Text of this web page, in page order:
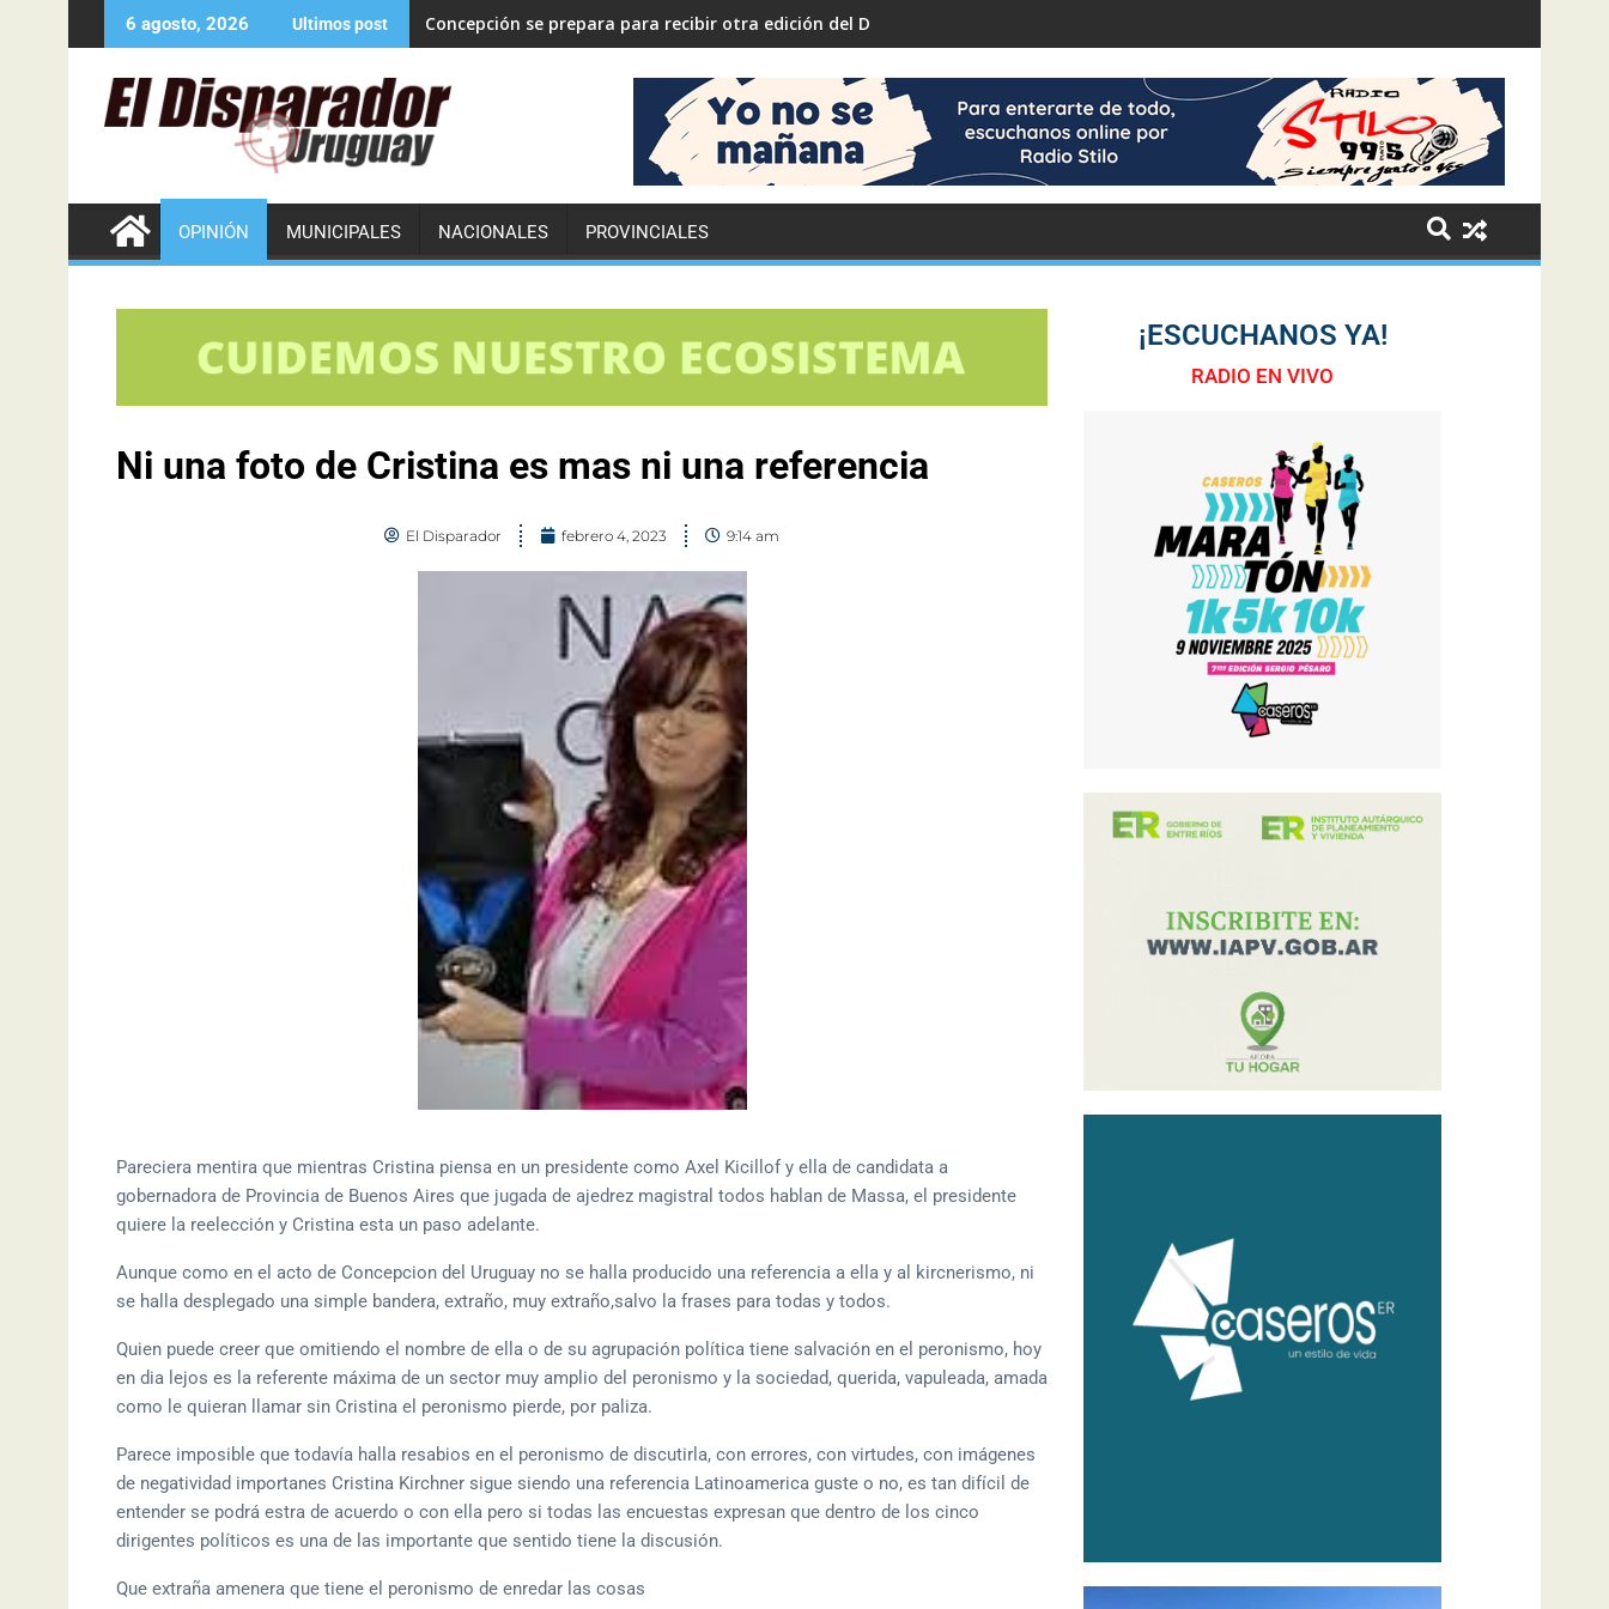
6 agosto, 2026 Ultimos post Concepción se prepara para recibir otra edición del Desafío ECO YPF
OPINIÓN MUNICIPALES NACIONALES PROVINCIALES
Ni una foto de Cristina es mas ni una referencia
El Disparador febrero 4, 2023 9:14 am
Pareciera mentira que mientras Cristina piensa en un presidente como Axel Kicillof y ella de candidata a
gobernadora de Provincia de Buenos Aires que jugada de ajedrez magistral todos hablan de Massa, el presidente
quiere la reelección y Cristina esta un paso adelante.
Aunque como en el acto de Concepcion del Uruguay no se halla producido una referencia a ella y al kircnerismo, ni
se halla desplegado una simple bandera, extraño, muy extraño,salvo la frases para todas y todos.
Quien puede creer que omitiendo el nombre de ella o de su agrupación política tiene salvación en el peronismo, hoy
en dia lejos es la referente máxima de un sector muy amplio del peronismo y la sociedad, querida, vapuleada, amada
como le quieran llamar sin Cristina el peronismo pierde, por paliza.
Parece imposible que todavía halla resabios en el peronismo de discutirla, con errores, con virtudes, con imágenes
de negatividad importanes Cristina Kirchner sigue siendo una referencia Latinoamerica guste o no, es tan difícil de
entender se podrá estra de acuerdo o con ella pero si todas las encuestas expresan que dentro de los cinco
dirigentes políticos es una de las importante que sentido tiene la discusión.
Que extraña amenera que tiene el peronismo de enredar las cosas
¡ESCUCHANOS YA!
RADIO EN VIVO